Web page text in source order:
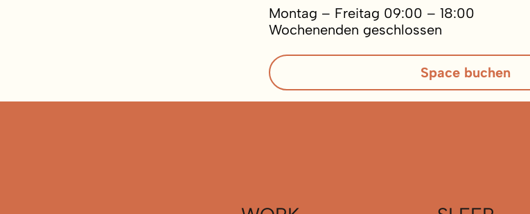
Montag – Freitag 09:00 – 18:00
Wochenenden geschlossen
Space buchen